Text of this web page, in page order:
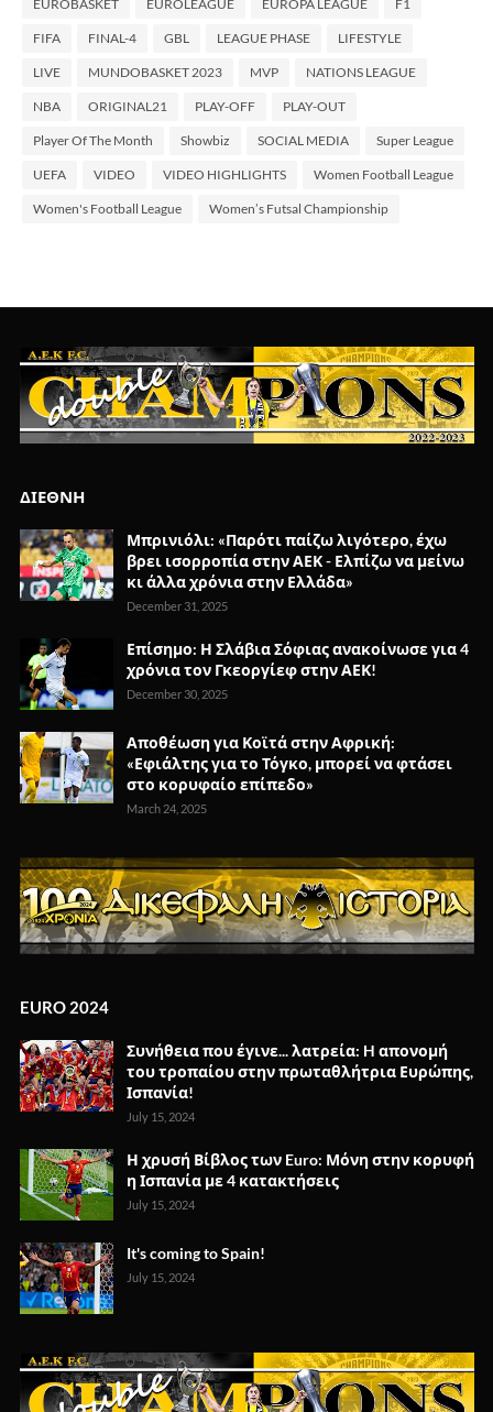
EUROBASKET EUROLEAGUE EUROPA LEAGUE F1
FIFA FINAL-4 GBL LEAGUE PHASE LIFESTYLE
LIVE MUNDOBASKET 2023 MVP NATIONS LEAGUE
NBA ORIGINAL21 PLAY-OFF PLAY-OUT
Player Of The Month Showbiz SOCIAL MEDIA Super League
UEFA VIDEO VIDEO HIGHLIGHTS Women Football League
Women's Football League Women’s Futsal Championship
ΔΙΕΘΝΗ
Μπρινιόλι: «Παρότι παίζω λιγότερο, έχω
βρει ισορροπία στην ΑΕΚ - Ελπίζω να μείνω
κι άλλα χρόνια στην Ελλάδα»
December 31, 2025
Επίσημο: Η Σλάβια Σόφιας ανακοίνωσε για 4
χρόνια τον Γκεοργίεφ στην ΑΕΚ!
December 30, 2025
Αποθέωση για Κοϊτά στην Αφρική:
«Εφιάλτης για το Τόγκο, μπορεί να φτάσει
στο κορυφαίο επίπεδο»
March 24, 2025
EURO 2024
Συνήθεια που έγινε... λατρεία: H απονομή
του τροπαίου στην πρωταθλήτρια Ευρώπης,
Ισπανία!
July 15, 2024
Η χρυσή Βίβλος των Euro: Μόνη στην κορυφή
η Ισπανία με 4 κατακτήσεις
July 15, 2024
It's coming to Spain!
July 15, 2024